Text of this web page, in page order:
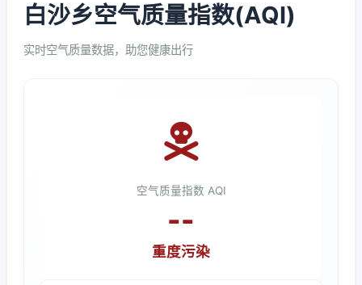
白沙乡空气质量指数(AQI)
实时空气质量数据，助您健康出行
空气质量指数 AQI
--
重度污染